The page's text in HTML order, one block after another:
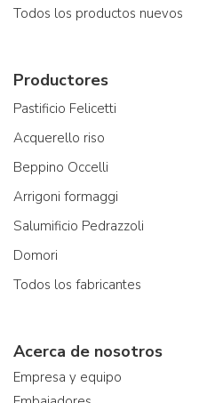
Todos los productos nuevos
Productores
Pastificio Felicetti
Acquerello riso
Beppino Occelli
Arrigoni formaggi
Salumificio Pedrazzoli
Domori
Todos los fabricantes
Acerca de nosotros
Empresa y equipo